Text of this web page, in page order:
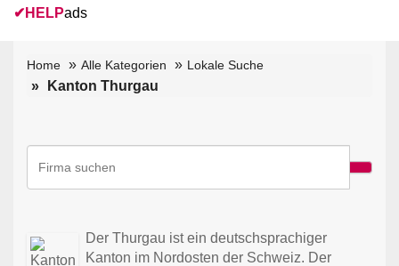
✔ HELPads
Home Alle Kategorien Lokale Suche
Kanton Thurgau
Der Thurgau ist ein deutschsprachiger
Kanton im Nordosten der Schweiz. Der